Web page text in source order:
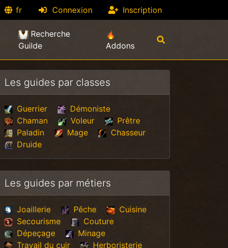
fr Connexion Inscription
Recherche
Guilde
Addons
Les guides par classes
Guerrier
Démoniste
Chaman
Voleur
Prêtre
Paladin
Mage
Chasseur
Druide
Les guides par métiers
Joaillerie Pêche
Cuisine
Secourisme
Couture
Dépeçage
Minage
Travail du cuir
Herboristerie